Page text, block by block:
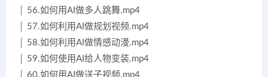
│ 56.如何用AI做多人跳舞.mp4
│ 57.如何利用AI做规划视频.mp4
│ 58.如何利用AI做情感动漫.mp4
│ 59.如何使用AI给人物变装.mp4
│ 60.如何用AI做送子视频.mp4